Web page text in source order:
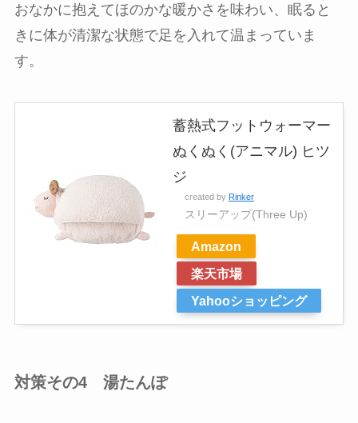
おなかに抱えてほのかな暖かさを味わい、眠ると
きに体が清潔な状態で足を入れて温まっていま
す。
蓄熱式フットウォーマー
ぬくぬく(アニマル) ヒツ
ジ
created by Rinker
スリーアップ(Three Up)
Amazon
楽天市場
Yahooショッピング
対策その4 湯たんぽ